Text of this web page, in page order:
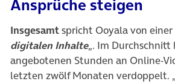
Ansprüche steigen
Insgesamtspricht Ooyala von einer
digitalen Inhalte„. Im
angebotenen Stunden an Online-
letzten zwölf Monaten verdoppelt. „